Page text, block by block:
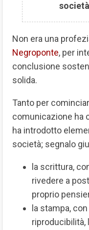
Non era una
Negroponte, per
conclusione
solida.
Tanto per
comunicazione ha
ha introdotto
società; segnalo
la scrittura,
rivedere a
proprio
la stampa,
riproducibilità,